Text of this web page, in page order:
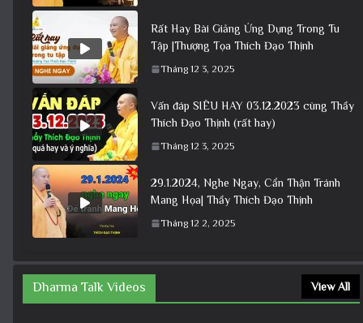
Rất Hay Bài Giảng Ứng Dụng Trong Tu
Tập |Thượng Tọa Thích Đạo Thịnh
Tháng 12 3, 2025
Vấn đáp SIÊU HAY 03.12.2023 cùng Thầy
Thích Đạo Thịnh (rất hay)
Tháng 12 3, 2025
29.1.2024, Nghe Ngay, Cẩn Thận Tránh
Mang Họa| Thầy Thích Đạo Thịnh
Tháng 12 2, 2025
Dharma Talk Videos View All